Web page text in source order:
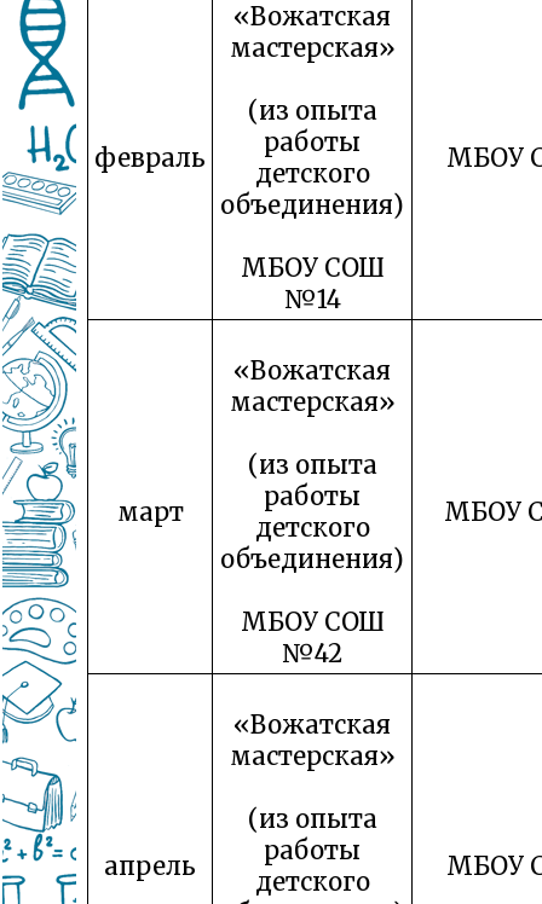
февраль
«Вожатская
мастерская»
(из опыта
работы
детского
объединения)
МБОУ СОШ
№14
МБОУ
март
«Вожатская
мастерская»
(из опыта
работы
детского
объединения)
МБОУ СОШ
№42
МБОУ
апрель
«Вожатская
мастерская»
(из опыта
работы
детского
МБОУ